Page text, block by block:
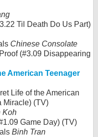
Til Death Do Us Part)
Chinese Consolate
(#3.09 Disappearing
American Teenager
Life of the American
Miracle) (TV)
Koh
Game Day) (TV)
als Binh Tran